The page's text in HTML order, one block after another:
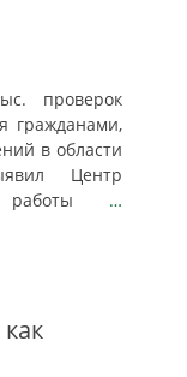
проверок
гражданами,
в области
Центр
работы …